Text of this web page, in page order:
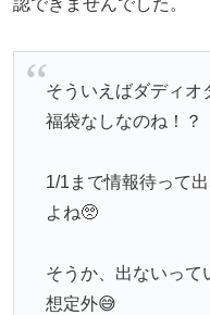
そういえばダディオ
福袋なしなのね！？
1/1まで情報待って
よね🥺
そうか、出ないっ
想定外😅